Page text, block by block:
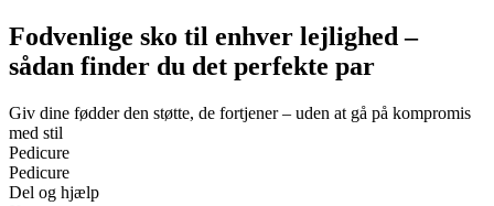
Fodvenlige sko til enhver lejlighed –
sådan finder du det perfekte par
Giv dine fødder den støtte, de fortjener – uden at gå på kompromis
med stil
Pedicure
Pedicure
Del og hjælp